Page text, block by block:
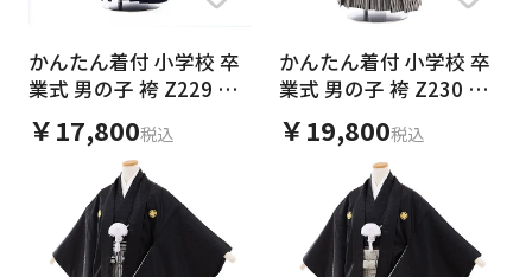
かんたん着付 小学校 卒
業式 男の子 袴 Z229 小
町Kids ｸﾞﾚｰ×紺袴
￥17,800税込
かんたん着付 小学校 卒
業式 男の子 袴 Z230 白
地菱柄紋付×白黒縞袴
￥19,800税込